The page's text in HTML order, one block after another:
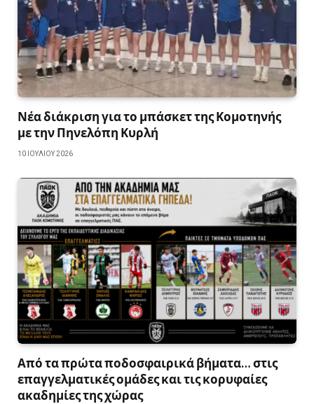
Νέα διάκριση για το μπάσκετ της Κομοτηνής
με την Πηνελόπη Κυρλή
10 ΙΟΥΛΊΟΥ 2026
Από τα πρώτα ποδοσφαιρικά βήματα… στις
επαγγελματικές ομάδες και τις κορυφαίες
ακαδημίες της χώρας